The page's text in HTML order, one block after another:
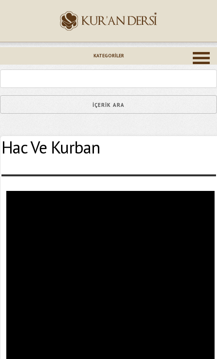
KATEGORILER
Hac Ve Kurban
Epostanız (*)
Yaşadığınız Hatanın Ayrıntıları